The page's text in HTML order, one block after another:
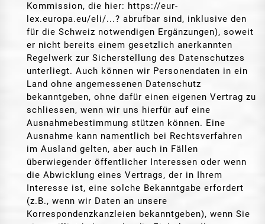
Kommission, die hier: https://eur-
lex.europa.eu/eli/...? abrufbar sind, inklusive den
für die Schweiz notwendigen Ergänzungen), soweit
er nicht bereits einem gesetzlich anerkannten
Regelwerk zur Sicherstellung des Datenschutzes
unterliegt. Auch können wir Personendaten in ein
Land ohne angemessenen Datenschutz
bekanntgeben, ohne dafür einen eigenen Vertrag zu
schliessen, wenn wir uns hierfür auf eine
Ausnahmebestimmung stützen können. Eine
Ausnahme kann namentlich bei Rechtsverfahren
im Ausland gelten, aber auch in Fällen
überwiegender öffentlicher Interessen oder wenn
die Abwicklung eines Vertrags, der in Ihrem
Interesse ist, eine solche Bekanntgabe erfordert
(z.B., wenn wir Daten an unsere
Korrespondenzkanzleien bekanntgeben), wenn Sie